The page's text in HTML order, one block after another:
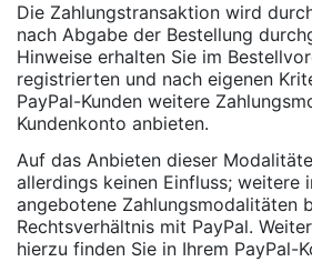
Die Zahlungstransaktion wird
nach Abgabe der Bestellung
Hinweise erhalten Sie im
registrierten und nach eigenen
PayPal-Kunden weitere
Kundenkonto anbieten.
Auf das Anbieten dieser
allerdings keinen Einfluss; weitere
angebotene Zahlungsmodalitäten
Rechtsverhältnis mit PayPal.
hierzu finden Sie in Ihrem PayPal-